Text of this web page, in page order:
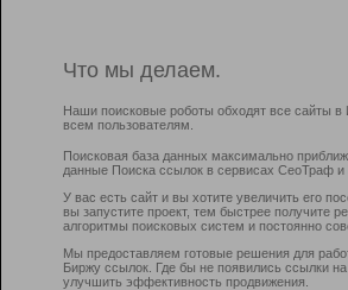
Что мы делаем.
Наши поисковые роботы обходят все сайты
всем пользователям.
Поисковая база данных максимально
данные Поиска ссылок в сервисах СеоТраф и
У вас есть сайт и вы хотите увеличить его
вы запустите проект, тем быстрее получите
алгоритмы поисковых систем и постоянно
Мы предоставляем готовые решения для
Биржу ссылок. Где бы не появились ссылки
улучшить эффективность продвижения.